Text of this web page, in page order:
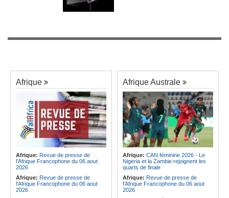
Afrique
Afrique: Revue de presse de
l'Afrique Francophone du 06 aout
2026
Afrique: Revue de presse de
l'Afrique Francophone du 06 aout
2026
Afrique Australe
Afrique: CAN féminine 2026 - Le
Nigeria et la Zambie rejoignent les
quarts de finale
Afrique: Revue de presse de
l'Afrique Francophone du 06 aout
2026